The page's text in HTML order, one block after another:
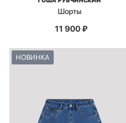
Шорты
11 900₽
НОВИНКА